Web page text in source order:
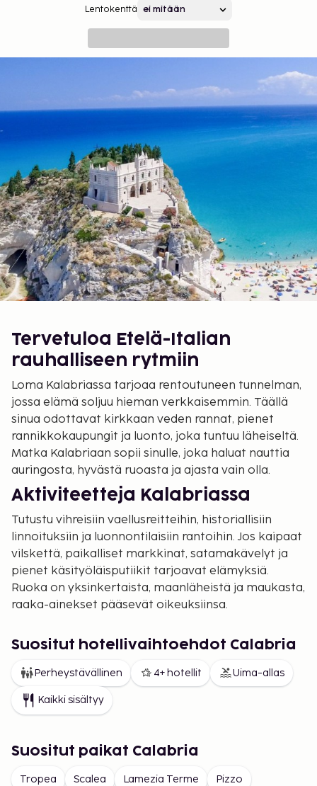
Lentokenttä
Tervetuloa Etelä-Italian
rauhalliseen rytmiin
Loma Kalabriassa tarjoaa rentoutuneen tunnelman,
jossa elämä soljuu hieman verkkaisemmin. Täällä
sinua odottavat kirkkaan veden rannat, pienet
rannikkokaupungit ja luonto, joka tuntuu läheiseltä.
Matka Kalabriaan sopii sinulle, joka haluat nauttia
auringosta, hyvästä ruoasta ja ajasta vain olla.
Aktiviteetteja Kalabriassa
Tutustu vihreisiin vaellusreitteihin, historiallisiin
linnoituksiin ja luonnontilaisiin rantoihin. Jos kaipaat
vilskettä, paikalliset markkinat, satamakävelyt ja
pienet käsityöläisputiikit tarjoavat elämyksiä.
Ruoka on yksinkertaista, maanläheistä ja maukasta,
raaka-ainekset pääsevät oikeuksiinsa.
tutustuttavaksi
Matkallasi odottavat rannikkokaupungit kuten
Tropea ja Pizzo, joissa kapeat kujat ja arkielämä
ovat lähellä merta. Sisämaahan suuntautuessasi
edelleen. On helppo liikkua paikasta toiseen, ja
jokaisella paikalla on oma viehätyksensä.
Suositut hotellivaihtoehdot Calabria
Perheystävällinen 4+ hotellit Uima-allas
Kaikki sisältyy
Suositut paikat Calabria
Tropea Scalea Lamezia Terme Pizzo